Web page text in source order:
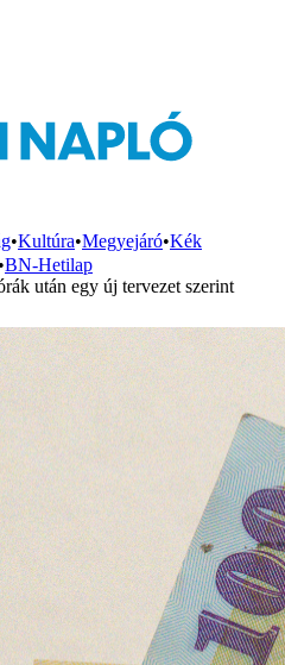
•Kultúra•Megyejáró•Kék
•BN-Hetilap
után egy új tervezet szerint